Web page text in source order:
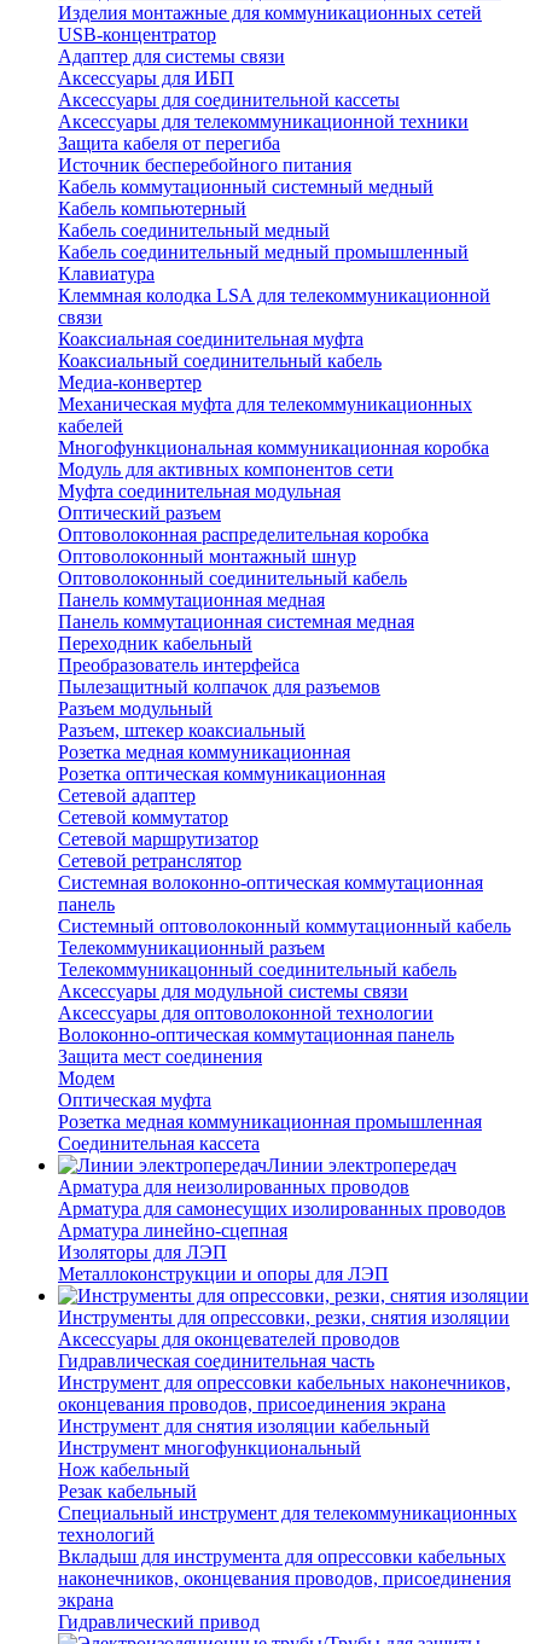
Изделия монтажные для коммуникационных сетей
USB-концентратор
Адаптер для системы связи
Аксессуары для ИБП
Аксессуары для соединительной кассеты
Аксессуары для телекоммуникационной техники
Защита кабеля от перегиба
Источник бесперебойного питания
Кабель коммутационный системный медный
Кабель компьютерный
Кабель соединительный медный
Кабель соединительный медный промышленный
Клавиатура
Клеммная колодка LSA для телекоммуникационной
связи
Коаксиальная соединительная муфта
Коаксиальный соединительный кабель
Медиа-конвертер
Механическая муфта для телекоммуникационных
кабелей
Многофункциональная коммуникационная коробка
Модуль для активных компонентов сети
Муфта соединительная модульная
Оптический разъем
Оптоволоконная распределительная коробка
Оптоволоконный монтажный шнур
Оптоволоконный соединительный кабель
Панель коммутационная медная
Панель коммутационная системная медная
Переходник кабельный
Преобразователь интерфейса
Пылезащитный колпачок для разъемов
Разъем модульный
Разъем, штекер коаксиальный
Розетка медная коммуникационная
Розетка оптическая коммуникационная
Сетевой адаптер
Сетевой коммутатор
Сетевой маршрутизатор
Сетевой ретранслятор
Системная волоконно-оптическая коммутационная
панель
Системный оптоволоконный коммутационный кабель
Телекоммуникационный разъем
Телекоммуникацонный соединительный кабель
Аксессуары для модульной системы связи
Аксессуары для оптоволоконной технологии
Волоконно-оптическая коммутационная панель
Защита мест соединения
Модем
Оптическая муфта
Розетка медная коммуникационная промышленная
Соединительная кассета
Линии электропередач
Арматура для неизолированных проводов
Арматура для самонесущих изолированных проводов
Арматура линейно-сцепная
Изоляторы для ЛЭП
Металлоконструкции и опоры для ЛЭП
Инструменты для опрессовки, резки, снятия изоляции
Аксессуары для оконцевателей проводов
Гидравлическая соединительная часть
Инструмент для опрессовки кабельных наконечников,
оконцевания проводов, присоединения экрана
Инструмент для снятия изоляции кабельный
Инструмент многофункциональный
Нож кабельный
Резак кабельный
Специальный инструмент для телекоммуникационных
технологий
Вкладыш для инструмента для опрессовки кабельных
наконечников, оконцевания проводов, присоединения
экрана
Гидравлический привод